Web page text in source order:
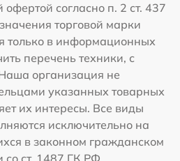
согласно п. 2 ст. 437
торговой марки
только в информационных
перечень техники, с
организация не
указанных товарных
их интересы. Все виды
исключительно на
в законном гражданском